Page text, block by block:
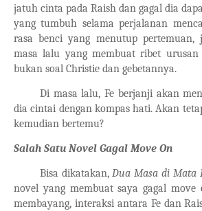
jatuh cinta pada Raish dan gagal dia
yang tumbuh selama perjalanan
rasa benci yang menutup pertemuan,
masa lalu yang membuat ribet
bukan soal Christie dan gebetannya.
Di masa lalu, Fe berjanji akan
dia cintai dengan kompas hati. Akan
kemudian bertemu?
Salah Satu Novel Gagal Move On
Bisa dikatakan,Dua Masa di Mata
novel yang membuat saya gagal move
membayang, interaksi antara Fe dan